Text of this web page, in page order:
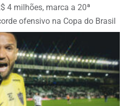
4 milhões, marca a 20ª
ofensivo na Copa do Brasil